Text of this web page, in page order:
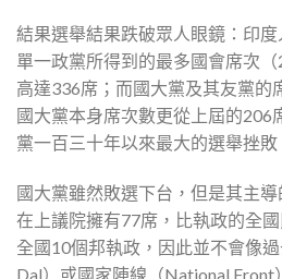
結果選舉結果跌破眾人眼鏡：印
單一政黨所得到的最多國會席次
高達336席；而國大黨及其友黨的
國大黨本身席次數更從上屆的206
黨一百三十年以來最大的選舉挫敗
國大黨雖然敗選下台，但是其主
在上議院擁有77席，比執政的全
全國10個邦執政，因此並不會像
Dal）或國家陣線（National Front